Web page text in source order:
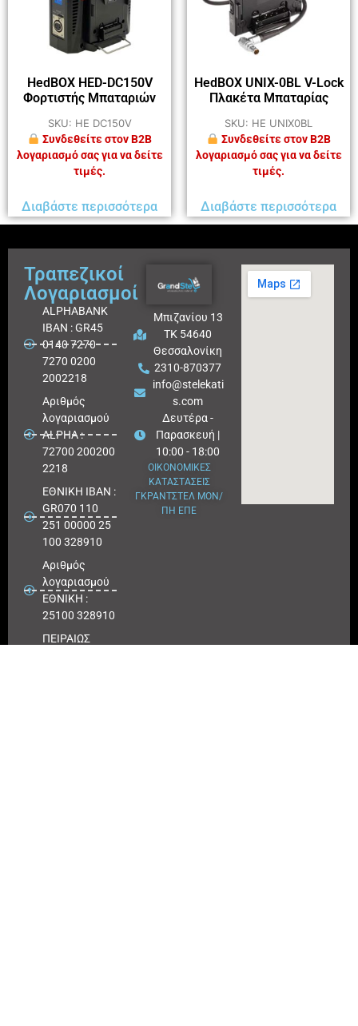
HedBOX HED-DC150V
Φορτιστής Μπαταριών
SKU: HE DC150V
Συνδεθείτε στον B2B
λογαριασμό σας για να δείτε
τιμές.
Διαβάστε περισσότερα
HedBOX UNIX-0BL V-Lock
Πλακέτα Μπαταρίας
SKU: HE UNIX0BL
Συνδεθείτε στον B2B
λογαριασμό σας για να δείτε
τιμές.
Διαβάστε περισσότερα
Τραπεζικοί
Λογαριασμοί
ALPHABANK
IBAN : GR45
0140 7270
7270 0200
2002218
Aριθμός
λογαριασμού
ALPHA :
72700 200200
2218
ΕΘΝΙΚΗ ΙΒΑΝ :
GR070 110
251 00000 25
100 328910
Αριθμός
λογαριασμού
ΕΘΝΙΚΗ :
25100 328910
ΠΕΙΡΑΙΩΣ
Μπιζανίου 13
ΤΚ 54640
Θεσσαλονίκη
2310-870377
info@stelekati
s.com
Δευτέρα -
Παρασκευή |
10:00 - 18:00
ΟΙΚΟΝΟΜΙΚΕΣ
ΚΑΤΑΣΤΑΣΕΙΣ
ΓΚΡΑΝΤΣΤΕΛ ΜΟΝ/
ΠΗ ΕΠΕ